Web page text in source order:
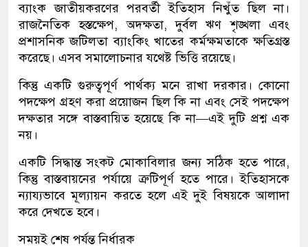
ব্যাংক জাতীয়করণের পরবর্তী ইতিহাস নিখুঁত ছিল না।
রাজনৈতিক হস্তক্ষেপ, অদক্ষতা, দুর্বল ঋণ শৃঙ্খলা এবং
প্রশাসনিক জটিলতা ব্যাংকিং খাতের কর্মক্ষমতাকে ক্ষতিগ্রস্ত
করেছে। এসব সমালোচনার যথেষ্ট ভিত্তি রয়েছে।
কিন্তু একটি গুরুত্বপূর্ণ পার্থক্য মনে রাখা দরকার। কোনো
পদক্ষেপ গ্রহণ করা প্রয়োজন ছিল কি না এবং সেই পদক্ষেপ
দক্ষতার সঙ্গে বাস্তবায়িত হয়েছে কি না—এই দুটি প্রশ্ন এক
নয়।
একটি সিদ্ধান্ত সংকট মোকাবিলার জন্য সঠিক হতে পারে,
কিন্তু বাস্তবায়নের পর্যায়ে ত্রুটিপূর্ণ হতে পারে। ইতিহাসকে
ন্যায্যভাবে মূল্যায়ন করতে হলে এই দুই বিষয়কে আলাদা
করে দেখতে হবে।
সময়ই শেষ পর্যন্ত নির্ধারক